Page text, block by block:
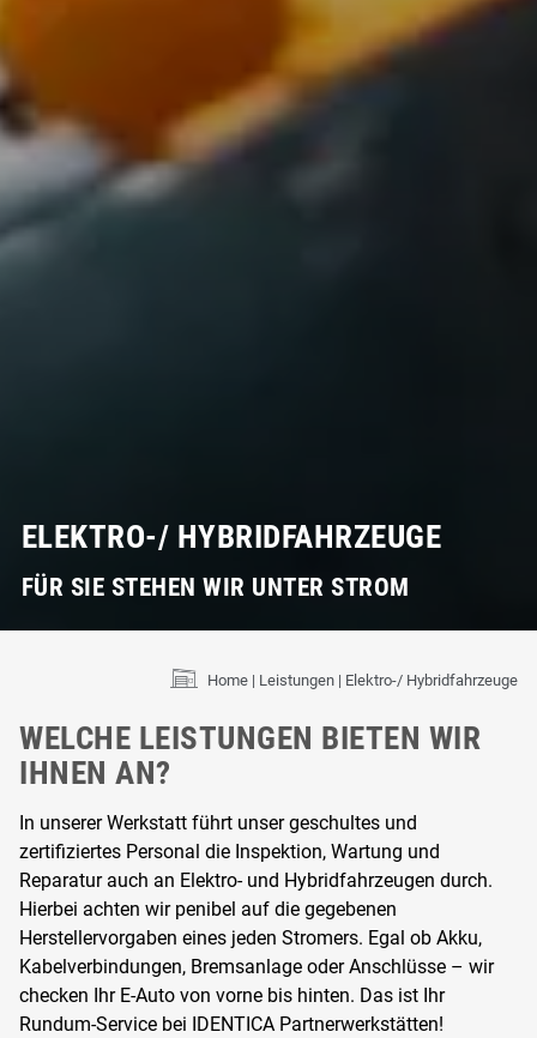
ELEKTRO-/ HYBRIDFAHRZEUGE
FÜR SIE STEHEN WIR UNTER STROM
Home Leistungen Elektro-/ Hybridfahrzeuge
WELCHE LEISTUNGEN BIETEN WIR
IHNEN AN?
In unserer Werkstatt führt unser geschultes und
zertifiziertes Personal die Inspektion, Wartung und
Reparatur auch an Elektro- und Hybridfahrzeugen durch.
Hierbei achten wir penibel auf die gegebenen
Herstellervorgaben eines jeden Stromers. Egal ob Akku,
Kabelverbindungen, Bremsanlage oder Anschlüsse – wir
checken Ihr E-Auto von vorne bis hinten. Das ist Ihr
Rundum-Service bei IDENTICA Partnerwerkstätten!